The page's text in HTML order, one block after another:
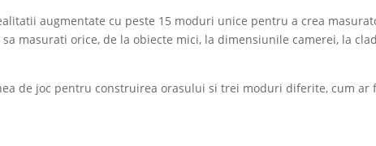
augmentate cu peste 15 moduri unice pentru a crea
masurati orice, de la obiecte mici, la dimensiunile camerei, la
de joc pentru construirea orasului si trei moduri diferite, cum ar